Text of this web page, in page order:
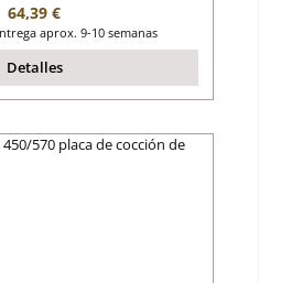
Precio normal:
64,39 €
aprox. 9-10 semanas
Detalles